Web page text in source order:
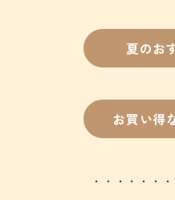
夏のお
お買い得
・・・・・・